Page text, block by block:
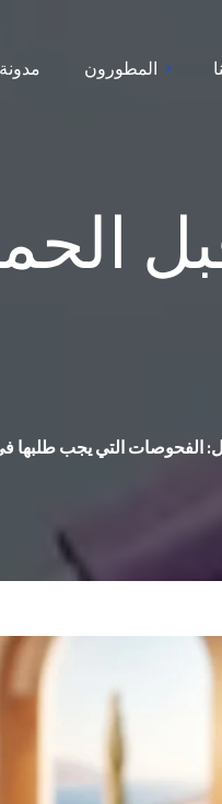
مدونة المطورون
الفحوصات التي يجب طلبها في